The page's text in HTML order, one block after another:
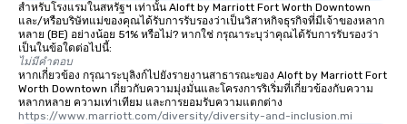
สำหรับโรงแรมในสหรัฐฯ เท่านั้น Aloft by Marriott Fort Worth Downtown
และ/หรือบริษัทแม่ของคุณได้รับการรับรองว่าเป็นวิสาหกิจธุรกิจที่มีเจ้าของหลาก
หลาย (BE) อย่างน้อย 51% หรือไม่? หากใช่ กรุณาระบุว่าคุณได้รับการรับรองว่า
เป็นในข้อใดต่อไปนี้:
ไม่มีคำตอบ
หากเกี่ยวข้อง กรุณาระบุลิงก์ไปยังรายงานสาธารณะของ Aloft by Marriott Fort
Worth Downtown เกี่ยวกับความมุ่งมั่นและโครงการริเริ่มที่เกี่ยวข้องกับความ
หลากหลาย ความเท่าเทียม และการยอมรับความแตกต่าง
https://www.marriott.com/diversity/diversity-and-inclusion.mi